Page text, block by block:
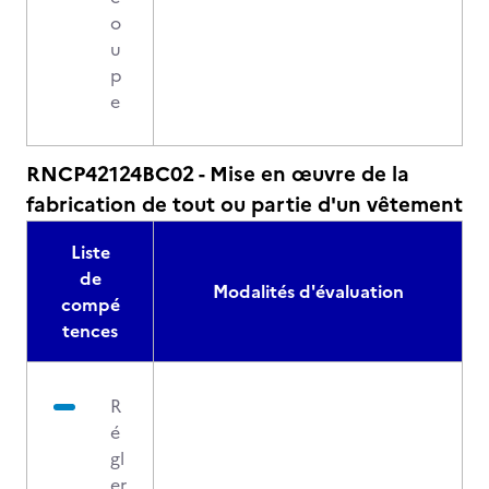
o
u
p
e
RNCP42124BC02 - Mise en œuvre de la
fabrication de tout ou partie d'un vêtement
Liste
de
compé
tences
Modalités d'évaluation
R
é
gl